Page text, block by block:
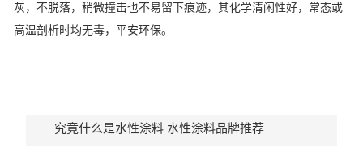
灰，不脱落，稍微撞击也不易留下痕迹，其化学清闲性好，常态或
高温剖析时均无毒，平安环保。
究竟什么是水性涂料 水性涂料品牌推荐